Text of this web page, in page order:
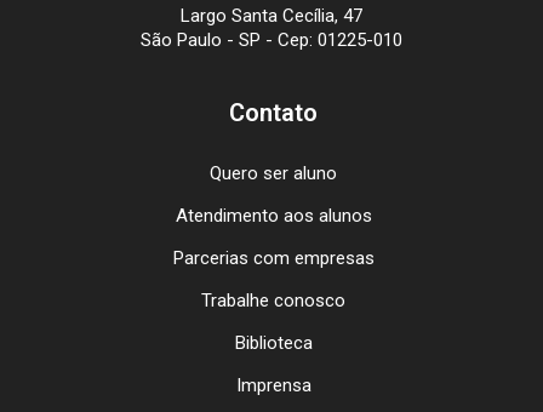
Largo Santa Cecília, 47
São Paulo - SP - Cep: 01225-010
Contato
Quero ser aluno
Atendimento aos alunos
Parcerias com empresas
Trabalhe conosco
Biblioteca
Imprensa